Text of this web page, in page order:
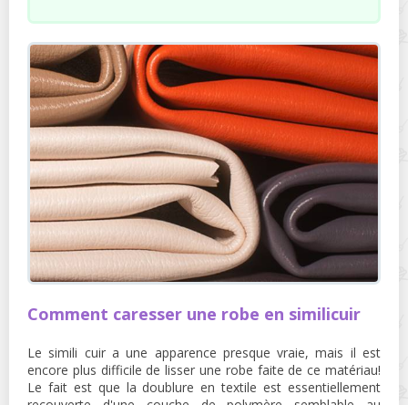
Comment caresser une robe en similicuir
Le simili cuir a une apparence presque vraie, mais il est
encore plus difficile de lisser une robe faite de ce matériau!
Le fait est que la doublure en textile est essentiellement